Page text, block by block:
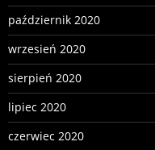
październik 2020
wrzesień 2020
sierpień 2020
lipiec 2020
czerwiec 2020